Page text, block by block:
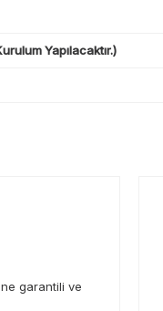
Yapılacaktır.)
garantili ve